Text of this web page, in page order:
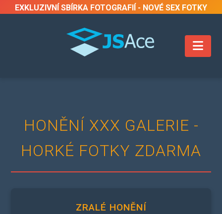
EXKLUZIVNÍ SBÍRKA FOTOGRAFIÍ - NOVÉ SEX FOTKY
HONĚNÍ XXX GALERIE -
HORKÉ FOTKY ZDARMA
ZRALÉ HONĚNÍ